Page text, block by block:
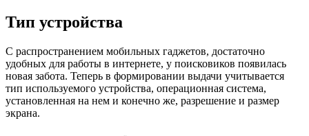
Тип устройства
С распространением мобильных гаджетов, достаточно
удобных для работы в интернете, у поисковиков появилась
новая забота. Теперь в формировании выдачи учитывается
тип используемого устройства, операционная система,
установленная на нем и конечно же, разрешение и размер
экрана.